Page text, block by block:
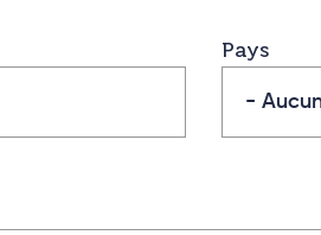
Pays